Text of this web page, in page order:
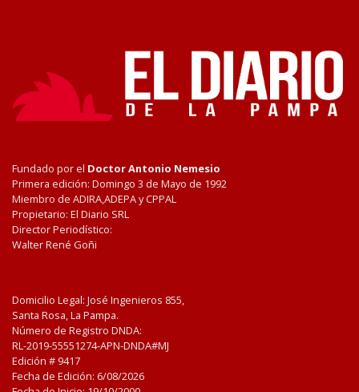
Fundado por el Doctor Antonio Nemesio
Primera edición: Domingo 3 de Mayo de 1992
Miembro de ADIRA,ADEPA y CPPAL
Propietario: El Diario SRL
Director Periodístico:
Walter René Goñi
Domicilio Legal: José Ingenieros 855,
Santa Rosa, La Pampa.
Número de Registro DNDA:
RL-2019-55551274-APN-DNDA#MJ
Edición # 9417
Fecha de Edición: 6/08/2026